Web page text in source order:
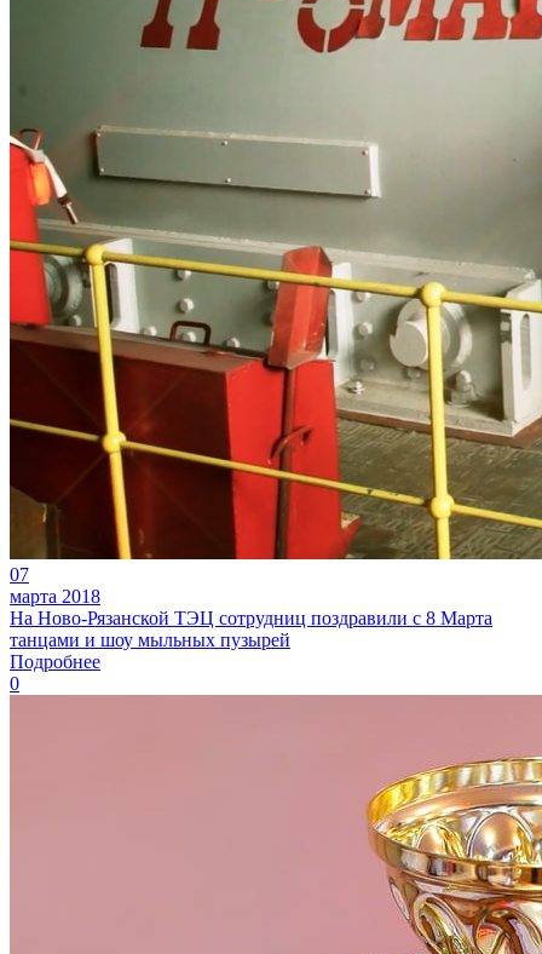
07
марта 2018
На Ново-Рязанской ТЭЦ сотрудниц поздравили с 8 Марта
танцами и шоу мыльных пузырей
Подробнее
0